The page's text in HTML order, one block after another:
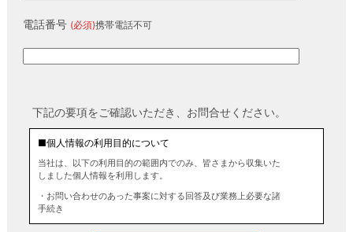
電話番号 (必須)携帯電話不可
下記の要項をご確認いただき、お問合せください。
■個人情報の利用目的について
当社は、以下の利用目的の範囲内でのみ、皆さまから収集いた
しました個人情報を利用します。
・お問い合わせのあった事案に対する回答及び業務上必要な諸
手続き